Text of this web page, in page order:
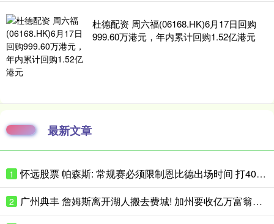
杜德配资 周六福(06168.HK)6月17日回购
999.60万港元，年内累计回购1.52亿港元
最新文章
1 怀远股票 帕森斯: 常规赛必须限制恩比德出场时间 打40场&每场25分钟就行了
2 广州典丰 詹姆斯离开湖人搬去费城! 加州要收亿万富翁税, 搬走也白搭?